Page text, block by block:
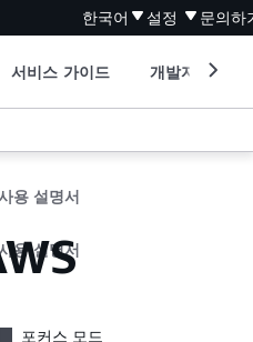
한국어 설정 문의하
서비스 가이드 개발자 도구
용 설명서
용 설명서
포커스 모드